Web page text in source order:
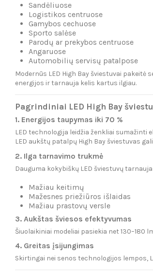
Sandėliuose
Logistikos centruose
Gamybos cechuose
Sporto salėse
Parodų ar prekybos centruose
Angaruose
Automobilių servisų patalpose
Modernūs LED High Bay šviestuvai
energijos ir tarnauja kelis kartus ilgiau.
Pagrindiniai LED High Bay
1. Energijos taupymas iki 70 %
LED technologija leidžia ženkliai
LED aukštų patalpų High Bay šviestuvas
2. Ilga tarnavimo trukmė
Dauguma kokybiškų LED šviestuvų
Mažiau keitimų
Mažesnes priežiūros išlaidas
Mažiau prastovų versle
3. Aukštas šviesos efektyvumas
Šiuolaikiniai modeliai pasiekia net 130–180
4. Greitas įsijungimas
Skirtingai nei senos technologijos lempos,